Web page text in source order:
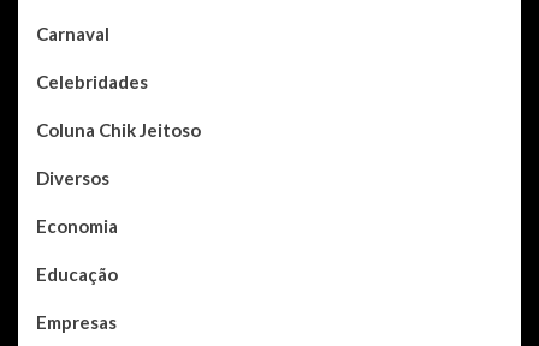
Carnaval
Celebridades
Coluna Chik Jeitoso
Diversos
Economia
Educação
Empresas